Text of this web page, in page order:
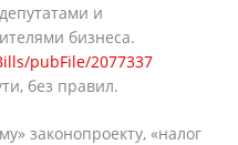
и
бизнеса.
pubFile/2077337
без правил.
законопроекту, «налог